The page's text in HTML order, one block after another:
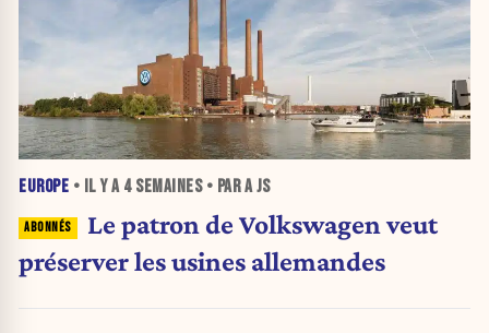
EUROPE • IL Y A 4 SEMAINES• PAR A JS
Le patron de Volkswagen veut
préserver les usines allemandes